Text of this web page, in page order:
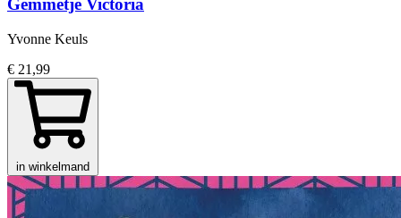
Gemmetje Victoria
Yvonne Keuls
€ 21,99
in winkelmand